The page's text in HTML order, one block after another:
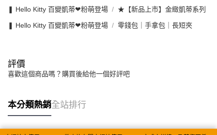
❚ Hello Kitty 百變凱蒂❤粉萌登場 ★【新品上市】金緻凱蒂系列
❚ Hello Kitty 百變凱蒂❤粉萌登場 零錢包｜手拿包｜長短夾
評價
喜歡這個商品嗎？購買後給他一個好評吧
本分類熱銷全站排行